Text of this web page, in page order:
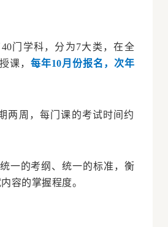
40门学科，分为7大类，在全
课， 每年10月份报名，次年
两周，每门课的考试时间约
一的考纲、统一的标准，衡
容的掌握程度。